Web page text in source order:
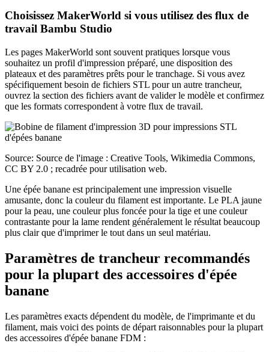
Choisissez MakerWorld si vous utilisez des flux de
travail Bambu Studio
Les pages MakerWorld sont souvent pratiques lorsque vous
souhaitez un profil d'impression préparé, une disposition des
plateaux et des paramètres prêts pour le tranchage. Si vous avez
spécifiquement besoin de fichiers STL pour un autre trancheur,
ouvrez la section des fichiers avant de valider le modèle et confirmez
que les formats correspondent à votre flux de travail.
Source: Source de l'image : Creative Tools, Wikimedia Commons,
CC BY 2.0 ; recadrée pour utilisation web.
Une épée banane est principalement une impression visuelle
amusante, donc la couleur du filament est importante. Le PLA jaune
pour la peau, une couleur plus foncée pour la tige et une couleur
contrastante pour la lame rendent généralement le résultat beaucoup
plus clair que d'imprimer le tout dans un seul matériau.
Paramètres de trancheur recommandés
pour la plupart des accessoires d'épée
banane
Les paramètres exacts dépendent du modèle, de l'imprimante et du
filament, mais voici des points de départ raisonnables pour la plupart
des accessoires d'épée banane FDM :